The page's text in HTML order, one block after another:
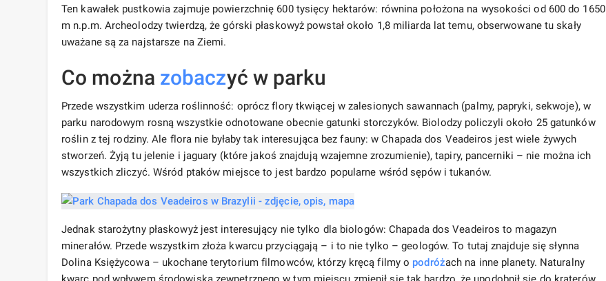
Ten kawałek pustkowia zajmuje powierzchnię 600 tysięcy hektarów: równina położona na wysokości od 600 do 1650
m n.p.m. Archeolodzy twierdzą, że górski płaskowyż powstał około 1,8 miliarda lat temu, obserwowane tu skały
uważane są za najstarsze na Ziemi.
Co można zobaczyć w parku
Przede wszystkim uderza roślinność: oprócz flory tkwiącej w zalesionych sawannach (palmy, papryki, sekwoje), w
parku narodowym rosną wszystkie odnotowane obecnie gatunki storczyków. Biolodzy policzyli około 25 gatunków
roślin z tej rodziny. Ale flora nie byłaby tak interesująca bez fauny: w Chapada dos Veadeiros jest wiele żywych
stworzeń. Żyją tu jelenie i jaguary (które jakoś znajdują wzajemne zrozumienie), tapiry, pancerniki – nie można ich
wszystkich zliczyć. Wśród ptaków miejsce to jest bardzo popularne wśród sępów i tukanów.
Jednak starożytny płaskowyż jest interesujący nie tylko dla biologów: Chapada dos Veadeiros to magazyn
minerałów. Przede wszystkim złoża kwarcu przyciągają – i to nie tylko – geologów. To tutaj znajduje się słynna
Dolina Księżycowa – ukochane terytorium filmowców, którzy kręcą filmy o podróżach na inne planety. Naturalny